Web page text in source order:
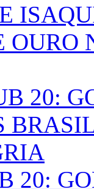
20: